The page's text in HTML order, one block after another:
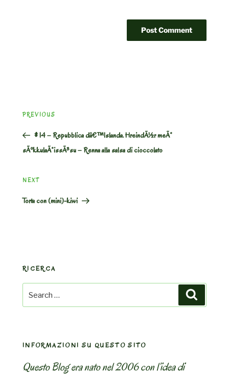
navigation
Previous
PREVIOUS
# 14 – Repubblica dâ€™Islanda. HreindÃ½r meÃ°
sÃºkkulaÃ°issÃ³su – Renna alla salsa di cioccolato
Next
NEXT
Torta con (mini)-kiwi
RICERCA
Search
for:
INFORMAZIONI SU QUESTO SITO
Questo Blog era nato nel 2006 con l’idea di